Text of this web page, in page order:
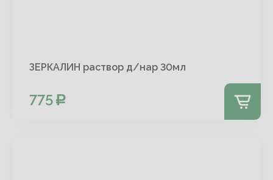
ЗЕРКАЛИН раствор д/нар 30мл
775